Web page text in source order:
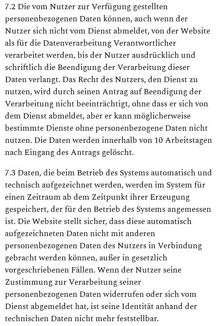
7.2 Die vom Nutzer zur Verfügung gestellten
personenbezogenen Daten können, auch wenn der
Nutzer sich nicht vom Dienst abmeldet, von der Website
als für die Datenverarbeitung Verantwortlicher
verarbeitet werden, bis der Nutzer ausdrücklich und
schriftlich die Beendigung der Verarbeitung dieser
Daten verlangt. Das Recht des Nutzers, den Dienst zu
nutzen, wird durch seinen Antrag auf Beendigung der
Verarbeitung nicht beeinträchtigt, ohne dass er sich von
dem Dienst abmeldet, aber er kann möglicherweise
bestimmte Dienste ohne personenbezogene Daten nicht
nutzen. Die Daten werden innerhalb von 10 Arbeitstagen
nach Eingang des Antrags gelöscht.
7.3 Daten, die beim Betrieb des Systems automatisch und
technisch aufgezeichnet werden, werden im System für
einen Zeitraum ab dem Zeitpunkt ihrer Erzeugung
gespeichert, der für den Betrieb des Systems angemessen
ist. Die Website stellt sicher, dass diese automatisch
aufgezeichneten Daten nicht mit anderen
personenbezogenen Daten des Nutzers in Verbindung
gebracht werden können, außer in gesetzlich
vorgeschriebenen Fällen. Wenn der Nutzer seine
Zustimmung zur Verarbeitung seiner
personenbezogenen Daten widerrufen oder sich vom
Dienst abgemeldet hat, ist seine Identität anhand der
technischen Daten nicht mehr feststellbar.